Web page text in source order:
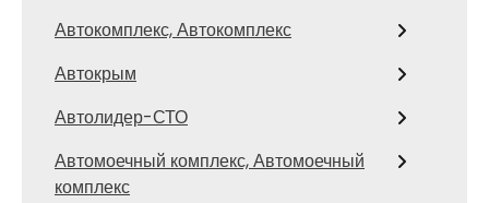
Автокомплекс, Автокомплекс
Автокрым
Автолидер-СТО
Автомоечный комплекс, Автомоечный
комплекс